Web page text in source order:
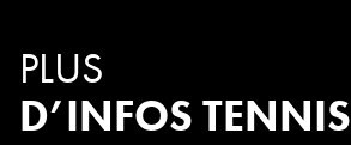
PLUS
D’INFOS TENNIS